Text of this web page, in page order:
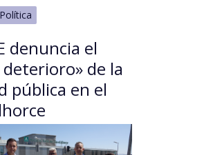
Política
denuncia el
de la
pública en el